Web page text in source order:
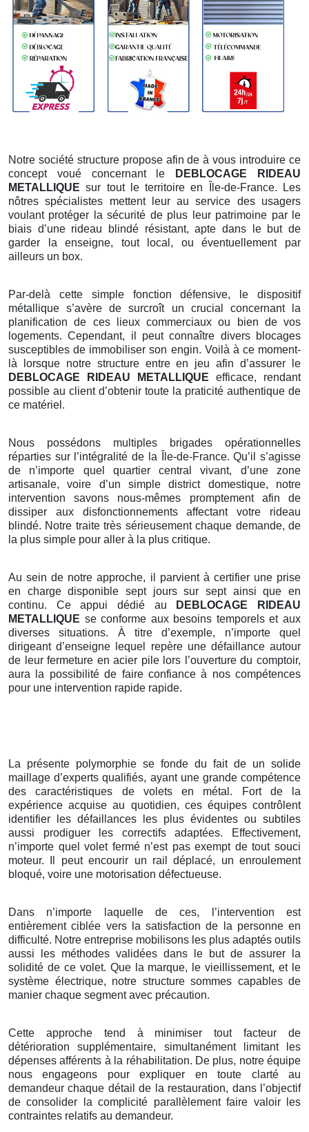
Notre société structure propose afin de à vous introduire ce
concept voué concernant le
DEBLOCAGE RIDEAU
METALLIQUE sur tout le territoire en Île-de-France. Les
nôtres spécialistes mettent leur au service des usagers
voulant protéger la sécurité de plus leur patrimoine par le
biais d’une rideau blindé résistant, apte dans le but de
garder la enseigne, tout local, ou éventuellement par
ailleurs un box.
Par-delà cette simple fonction défensive, le dispositif
métallique s’avère de surcroît un crucial concernant la
planification de ces lieux commerciaux ou bien de vos
logements. Cependant, il peut connaître divers blocages
susceptibles de immobiliser son engin. Voilà à ce moment-
là lorsque notre structure entre en jeu afin d’assurer le
DEBLOCAGE RIDEAU METALLIQUE efficace, rendant
possible au client d’obtenir toute la praticité authentique de
ce matériel.
Nous possédons multiples brigades opérationnelles
réparties sur l’intégralité de la Île-de-France. Qu’il s’agisse
de n’importe quel quartier central vivant, d’une zone
artisanale, voire d’un simple district domestique, notre
intervention savons nous-mêmes promptement afin de
dissiper aux disfonctionnements affectant votre rideau
blindé. Notre traite très sérieusement chaque demande, de
la plus simple pour aller à la plus critique.
Au sein de notre approche, il parvient à certifier une prise
en charge disponible sept jours sur sept ainsi que en
continu. Ce appui dédié au
DEBLOCAGE RIDEAU
METALLIQUE se conforme aux besoins temporels et aux
diverses situations. À titre d’exemple, n’importe quel
dirigeant d’enseigne lequel repère une défaillance autour
de leur fermeture en acier pile lors l’ouverture du comptoir,
aura la possibilité de faire confiance à nos compétences
pour une intervention rapide rapide.
La présente polymorphie se fonde du fait de un solide
maillage d’experts qualifiés, ayant une grande compétence
des caractéristiques de volets en métal. Fort de la
expérience acquise au quotidien, ces équipes contrôlent
identifier les défaillances les plus évidentes ou subtiles
aussi prodiguer les correctifs adaptées. Effectivement,
n’importe quel volet fermé n’est pas exempt de tout souci
moteur. Il peut encourir un rail déplacé, un enroulement
bloqué, voire une motorisation défectueuse.
Dans n’importe laquelle de ces, l’intervention est
entièrement ciblée vers la satisfaction de la personne en
difficulté. Notre entreprise mobilisons les plus adaptés outils
aussi les méthodes validées dans le but de assurer la
solidité de ce volet. Que la marque, le vieillissement, et le
système électrique, notre structure sommes capables de
manier chaque segment avec précaution.
Cette approche tend à minimiser tout facteur de
détérioration supplémentaire, simultanément limitant les
dépenses afférents à la réhabilitation. De plus, notre équipe
nous engageons pour expliquer en toute clarté au
demandeur chaque détail de la restauration, dans l’objectif
de consolider la complicité parallèlement faire valoir les
contraintes relatifs au demandeur.